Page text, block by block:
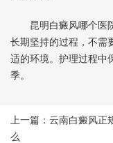
昆明白癜风哪个医院
长期坚持的过程，不需
适的环境。护理过程中
季。
上一篇： 云南白癜风正
么